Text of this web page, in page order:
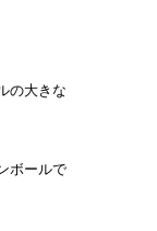
の大きな
ボールで